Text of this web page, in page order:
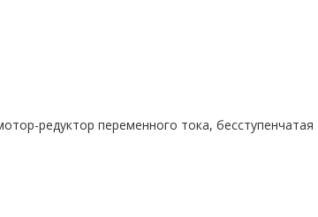
редуктор переменного тока, бесступенчатая